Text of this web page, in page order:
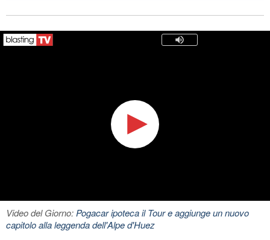
Video del Giorno:Pogacar ipoteca il Tour e aggiunge un nuovo
capitolo alla leggenda dell'Alpe d'Huez